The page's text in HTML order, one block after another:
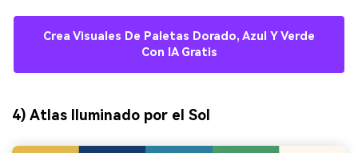
Crea Visuales De Paletas Dorado, Azul Y Verde
Con IA Gratis
4) Atlas Iluminado por el Sol